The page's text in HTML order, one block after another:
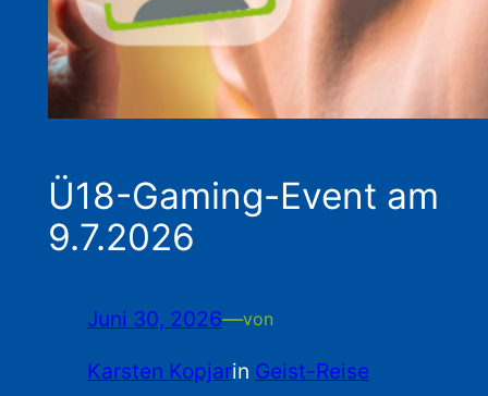
Ü18-Gaming-Event am
9.7.2026
Juni 30, 2026—von
Karsten Kopjarin Geist-Reise